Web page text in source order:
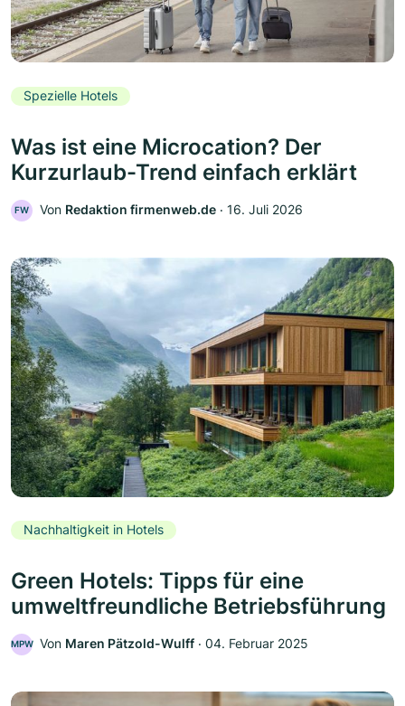
Spezielle Hotels
Was ist eine Microcation? Der
Kurzurlaub-Trend einfach erklärt
FW Von Redaktion firmenweb.de ‧ 16. Juli 2026
Nachhaltigkeit in Hotels
Green Hotels: Tipps für eine
umweltfreundliche Betriebsführung
MPW Von Maren Pätzold-Wulff ‧ 04. Februar 2025